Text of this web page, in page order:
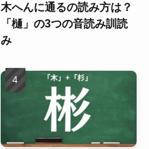
木へんに通るの読み方は？
「樋」の3つの音読み訓読
み